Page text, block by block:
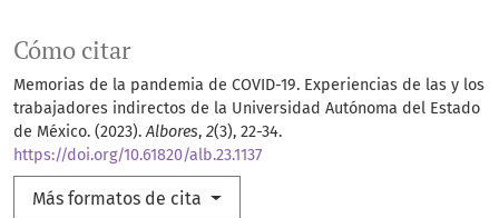
Cómo citar
Memorias de la pandemia de COVID-19. Experiencias de las y los
trabajadores indirectos de la Universidad Autónoma del Estado
de México. (2023).Albores, 2(3), 22-34.
https://doi.org/10.61820/alb.23.1137
Más formatos de cita